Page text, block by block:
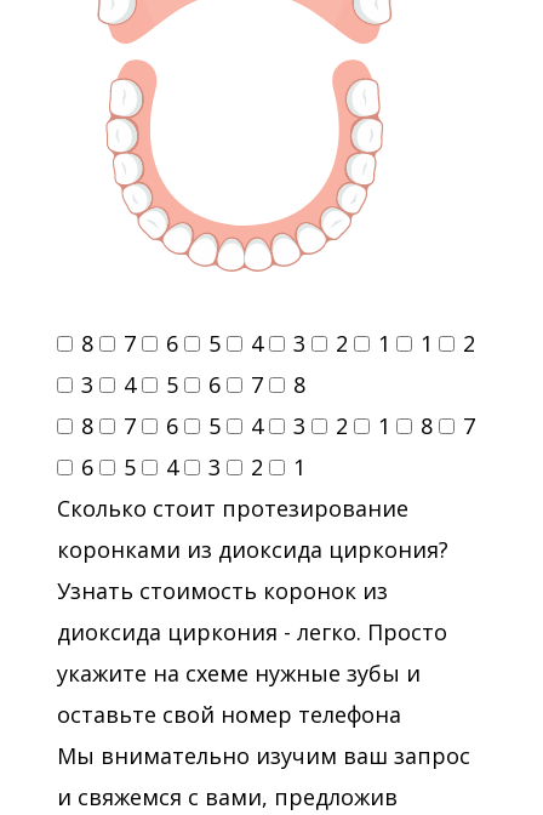
8 7 6 5 4 3 2 1 1
2
3
4 5 6 7
8
8
7 6 5 4 3 2 1 8
7
6
5 4 3 2
1
Сколько стоит протезирование
коронками из диоксида циркония?
Узнать стоимость коронок из
диоксида циркония - легко. Просто
укажите на схеме нужные зубы и
оставьте свой номер телефона
Мы внимательно изучим ваш запрос
и свяжемся с вами, предложив